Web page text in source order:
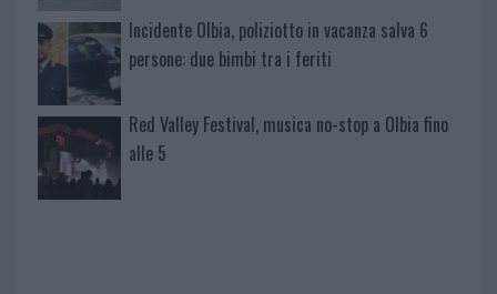
Incidente Olbia, poliziotto in vacanza salva 6
persone: due bimbi tra i feriti
Red Valley Festival, musica no-stop a Olbia fino
alle 5